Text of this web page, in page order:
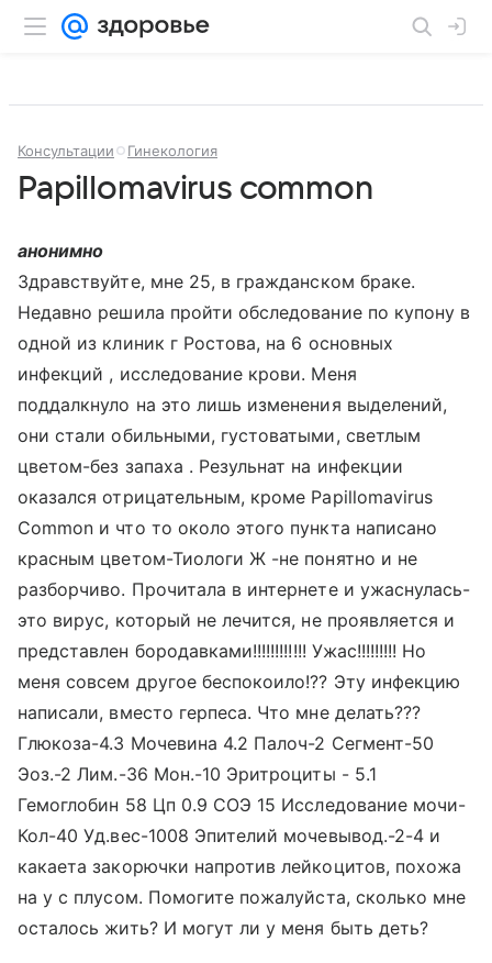
Консультации Гинекология
Papillomavirus common
анонимно
Здравствуйте, мне 25, в гражданском браке.
Недавно решила пройти обследование по купону в
одной из клиник г Ростова, на 6 основных
инфекций , исследование крови. Меня
поддалкнуло на это лишь изменения выделений,
они стали обильными, густоватыми, светлым
цветом-без запаха . Резульнат на инфекции
оказался отрицательным, кроме Papillomavirus
Common и что то около этого пункта написано
красным цветом-Тиологи Ж -не понятно и не
разборчиво. Прочитала в интернете и ужаснулась-
это вирус, который не лечится, не проявляется и
представлен бородавками!!!!!!!!!!!! Ужас!!!!!!!!! Но
меня совсем другое беспокоило!?? Эту инфекцию
написали, вместо герпеса. Что мне делать???
Глюкоза-4.3 Мочевина 4.2 Палоч-2 Сегмент-50
Эоз.-2 Лим.-36 Мон.-10 Эритроциты - 5.1
Гемоглобин 58 Цп 0.9 СОЭ 15 Исследование мочи-
Кол-40 Уд.вес-1008 Эпителий мочевывод.-2-4 и
какаета закорючки напротив лейкоцитов, похожа
на у с плусом. Помогите пожалуйста, сколько мне
осталось жить? И могут ли у меня быть деть?